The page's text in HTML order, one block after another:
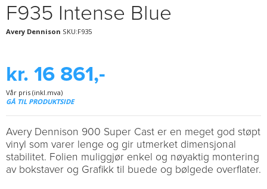
F935 Intense Blue
Avery Dennison SKU:F935
kr. 16 861,-
Vår pris (inkl.mva)
GÅ TIL PRODUKTSIDE
Avery Dennison 900 Super Cast er en meget god støpt
vinyl som varer lenge og gir utmerket dimensjonal
stabilitet. Folien muliggjør enkel og nøyaktig montering
av bokstaver og Grafikk til buede og bølgede overflater.